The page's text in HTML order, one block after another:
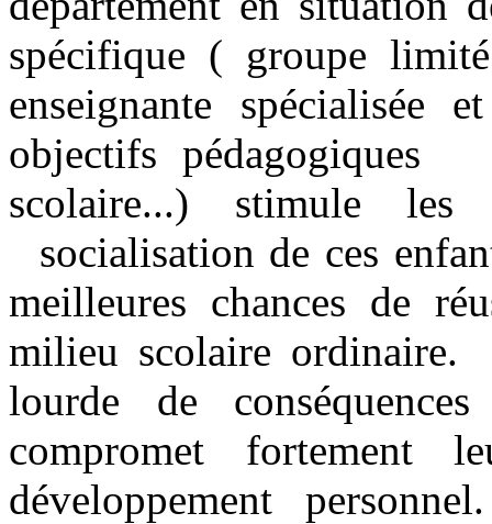
spécifique ( groupe
enseignante
objectifs pédagogiques
scolaire...) stimule
socialisation de ces
meilleures chances de
milieu scolaire ordinaire.
lourde de
compromet fortement
développement